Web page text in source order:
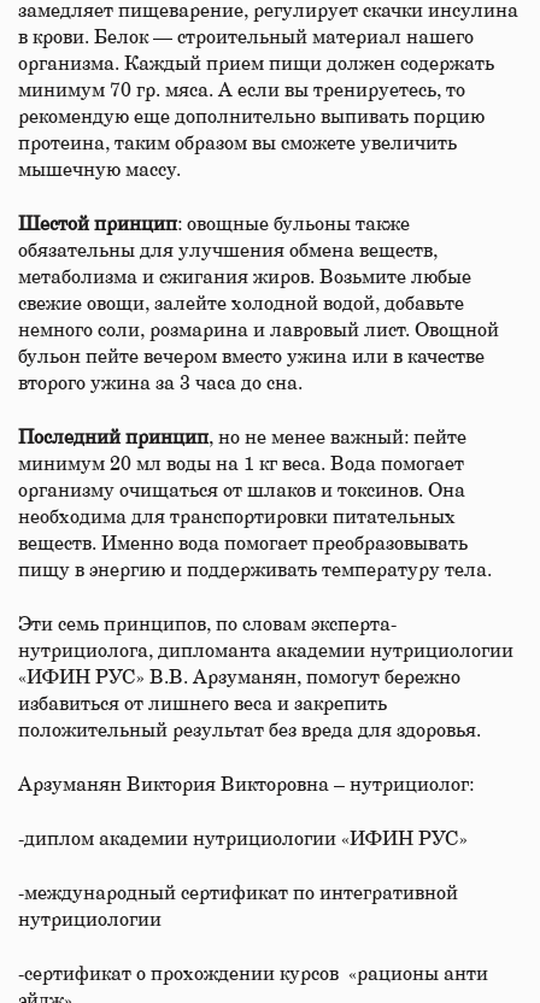
замедляет пищеварение, регулирует скачки инсулина
в крови. Белок — строительный материал нашего
организма. Каждый прием пищи должен содержать
минимум 70 гр. мяса. А если вы тренируетесь, то
рекомендую еще дополнительно выпивать порцию
протеина, таким образом вы сможете увеличить
мышечную массу.
Шестой принцип: овощные бульоны также
обязательны для улучшения обмена веществ,
метаболизма и сжигания жиров. Возьмите любые
свежие овощи, залейте холодной водой, добавьте
немного соли, розмарина и лавровый лист. Овощной
бульон пейте вечером вместо ужина или в качестве
второго ужина за 3 часа до сна.
Последний принцип, но не менее важный: пейте
минимум 20 мл воды на 1 кг веса. Вода помогает
организму очищаться от шлаков и токсинов. Она
необходима для транспортировки питательных
веществ. Именно вода помогает преобразовывать
пищу в энергию и поддерживать температуру тела.
Эти семь принципов, по словам эксперта-
нутрициолога, дипломанта академии нутрициологии
«ИФИН РУС» В.В. Арзуманян, помогут бережно
избавиться от лишнего веса и закрепить
положительный результат без вреда для здоровья.
Арзуманян Виктория Викторовна – нутрициолог:
-диплом академии нутрициологии «ИФИН РУС»
-международный сертификат по интегративной
нутрициологии
-сертификат о прохождении курсов «рационы анти